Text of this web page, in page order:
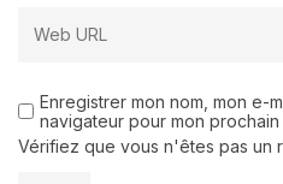
Enregistrer mon nom, mon e-
navigateur pour mon prochain
Vérifiez que vous n'êtes pas un